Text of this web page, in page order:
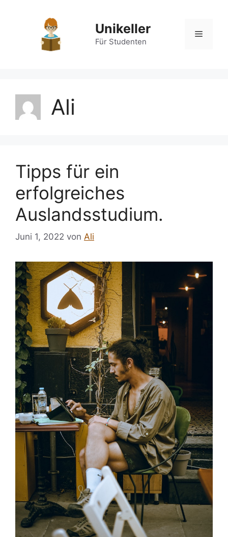
Unikeller
Für Studenten
Menü
Ali
Tipps für ein
erfolgreiches
Auslandsstudium.
Juni 1, 2022 von Ali